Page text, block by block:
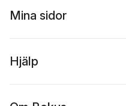
Mina sidor
Hjälp